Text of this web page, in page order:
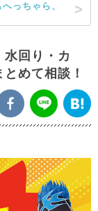
っちゃら、
水回り・カ
めて相談！